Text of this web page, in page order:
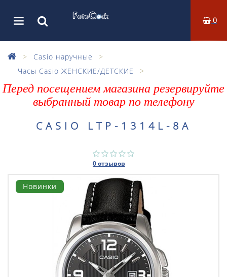
0
Casio наручные
Часы Casio ЖЕНСКИЕ/ДЕТСКИЕ
Перед посещением магазина резервируйте
выбранный товар по телефону
CASIO LTP-1314L-8A
0 отзывов
Новинки